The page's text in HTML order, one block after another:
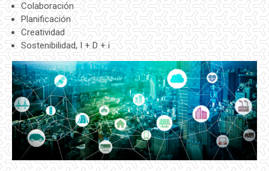
Colaboración
Planificación
Creatividad
Sostenibilidad, I + D + i